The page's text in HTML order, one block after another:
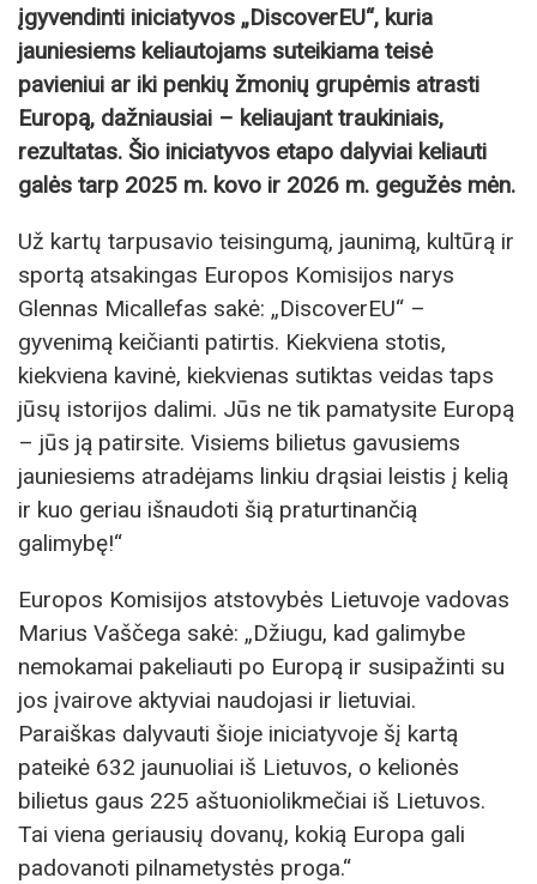
įgyvendinti iniciatyvos „DiscoverEU“, kuria
jauniesiems keliautojams suteikiama teisė
pavieniui ar iki penkių žmonių grupėmis atrasti
Europą, dažniausiai – keliaujant traukiniais,
rezultatas. Šio iniciatyvos etapo dalyviai keliauti
galės tarp 2025 m. kovo ir 2026 m. gegužės mėn.
Už kartų tarpusavio teisingumą, jaunimą, kultūrą ir
sportą atsakingas Europos Komisijos narys
Glennas Micallefas sakė: „DiscoverEU“ –
gyvenimą keičianti patirtis. Kiekviena stotis,
kiekviena kavinė, kiekvienas sutiktas veidas taps
jūsų istorijos dalimi. Jūs ne tik pamatysite Europą
– jūs ją patirsite. Visiems bilietus gavusiems
jauniesiems atradėjams linkiu drąsiai leistis į kelią
ir kuo geriau išnaudoti šią praturtinančią
galimybę!“
Europos Komisijos atstovybės Lietuvoje vadovas
Marius Vaščega sakė: „Džiugu, kad galimybe
nemokamai pakeliauti po Europą ir susipažinti su
jos įvairove aktyviai naudojasi ir lietuviai.
Paraiškas dalyvauti šioje iniciatyvoje šį kartą
pateikė 632 jaunuoliai iš Lietuvos, o kelionės
bilietus gaus 225 aštuoniolikmečiai iš Lietuvos.
Tai viena geriausių dovanų, kokią Europa gali
padovanoti pilnametystės proga.“